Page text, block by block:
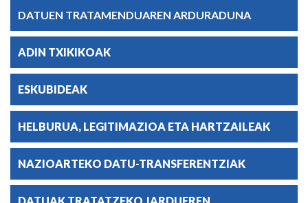
DATUEN TRATAMENDUAREN ARDURADUNA
ADIN TXIKIKOAK
ESKUBIDEAK
HELBURUA, LEGITIMAZIOA ETA HARTZAILEAK
NAZIOARTEKO DATU-TRANSFERENTZIAK